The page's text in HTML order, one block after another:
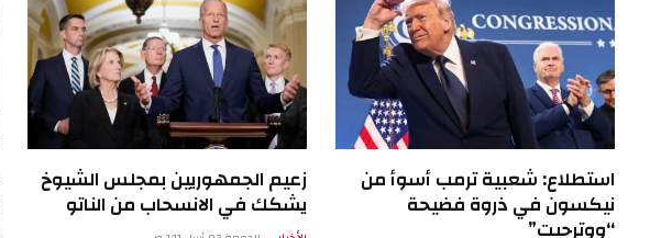
استطلاع: شعبية ترمب أسوأ من
نيكسون في ذروة فضيحة
“ووترجيت”
زعيم الجمهوريين بمجلس الشيوخ
يشكك في الانسحاب من الناتو